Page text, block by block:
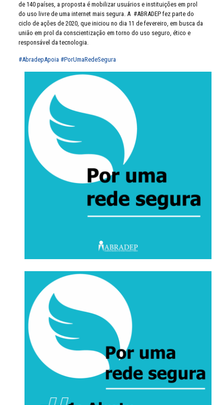
de 140 países, a proposta é mobilizar usuários e instituições em prol
do uso livre de uma internet mais segura. A #ABRADEP fez parte do
ciclo de ações de 2020, que iniciou no dia 11 de fevereiro, em busca da
união em prol da conscientização em torno do uso seguro, ético e
responsável da tecnologia.
#AbradepApoia #PorUmaRedeSegura